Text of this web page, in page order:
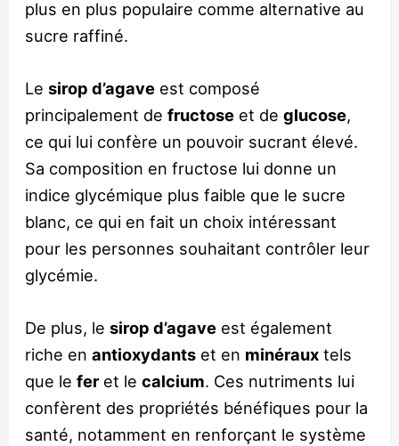
plus en plus populaire comme alternative au
sucre raffiné.
Lesirop d’agave est composé
principalement defructose et deglucose,
ce qui lui confère un pouvoir sucrant élevé.
Sa composition en fructose lui donne un
indice glycémique plus faible que le sucre
blanc, ce qui en fait un choix intéressant
pour les personnes souhaitant contrôler leur
glycémie.
De plus, lesirop d’agave est également
riche enantioxydants et en minéraux tels
que leferet lecalcium. Ces nutriments lui
confèrent des propriétés bénéfiques pour la
santé, notamment en renforçant le système